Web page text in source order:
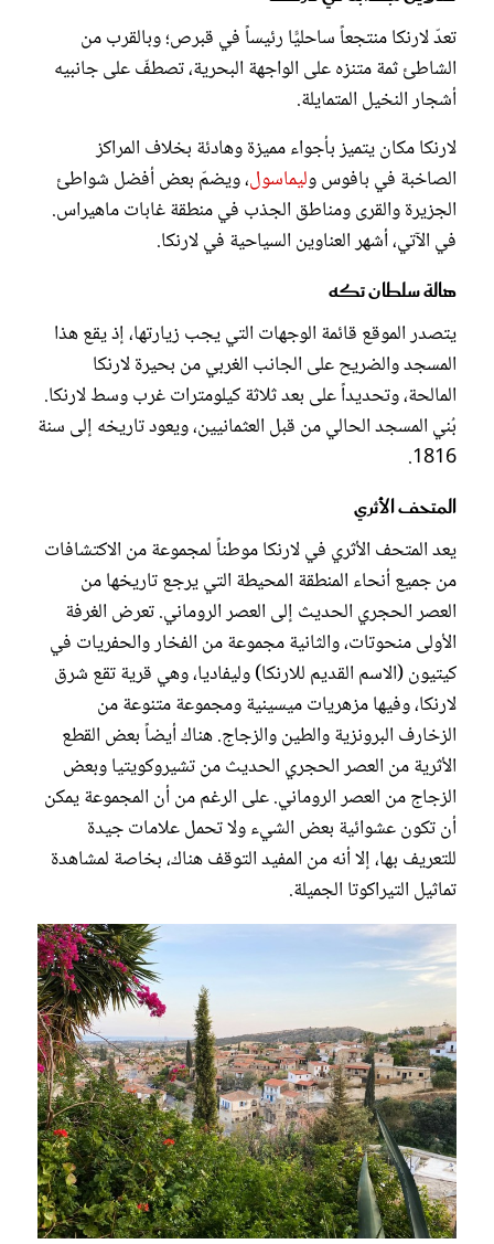
تعدّ لارنكا منتجعاً ساحليًّا رئيساً في قبرص؛ وبالقرب من
الشاطئ ثمة متنزه على الواجهة البحرية، تصطفّ على جانبيه
أشجار النخيل المتمايلة.
لارنكا مكان يتميز بأجواء مميزة وهادئة بخلاف المراكز
الصاخبة في بافوس وليماسول، ويضمّ بعض أفضل شواطئ
الجزيرة والقرى ومناطق الجذب في منطقة غابات ماهيراس.
في الآتي، أشهر العناوين السياحية في لارنكا.
هالة سلطان تكه
يتصدر الموقع قائمة الوجهات التي يجب زيارتها، إذ يقع هذا
المسجد والضريح على الجانب الغربي من بحيرة لارنكا
المالحة، وتحديداً على بعد ثلاثة كيلومترات غرب وسط لارنكا.
بُني المسجد الحالي من قبل العثمانيين، ويعود تاريخه إلى سنة
1816.
المتحف الأثري
يعد المتحف الأثري في لارنكا موطناً لمجموعة من الاكتشافات
من جميع أنحاء المنطقة المحيطة التي يرجع تاريخها من
العصر الحجري الحديث إلى العصر الروماني. تعرض الغرفة
الأولى منحوتات، والثانية مجموعة من الفخار والحفريات في
كيتيون (الاسم القديم للارنكا) وليفاديا، وهي قرية تقع شرق
لارنكا، وفيها مزهريات ميسينية ومجموعة متنوعة من
الزخارف البرونزية والطين والزجاج. هناك أيضاً بعض القطع
الأثرية من العصر الحجري الحديث من تشيروكويتيا وبعض
الزجاج من العصر الروماني. على الرغم من أن المجموعة يمكن
أن تكون عشوائية بعض الشيء ولا تحمل علامات جيدة
للتعريف بها، إلا أنه من المفيد التوقف هناك، بخاصة لمشاهدة
تماثيل التيراكوتا الجميلة.